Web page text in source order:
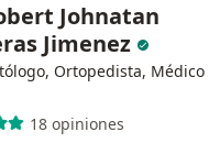
Johnatan
Jimenez
Ortopedista, Médico
18 opiniones